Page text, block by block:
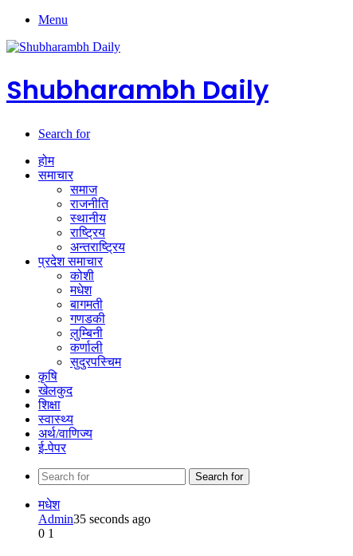
Menu
Shubharambh Daily
Search for
होम
समाचार
समाज
राजनीति
स्थानीय
राष्ट्रिय
अन्तराष्ट्रिय
प्रदेश समाचार
कोशी
मधेश
बागमती
गणडकी
लुम्बिनी
कर्णाली
सुदुरपस्चिम
कृषि
खेलकुद
शिक्षा
स्वास्थ्य
अर्थ/वाणिज्य
ई-पेपर
Search for
मधेश
Admin35 seconds ago
0 1